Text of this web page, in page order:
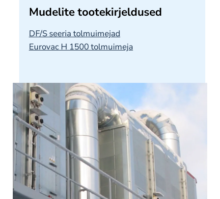
Meie kohta
Kontakt
Mudelite tootekirjeldused
DF/S seeria tolmuimejad
Eurovac H 1500 tolmuimeja